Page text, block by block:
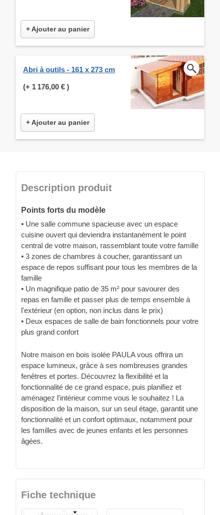
+ Ajouter au panier
Abri à outils - 161 x 273 cm
(+ 1 176,00 € )
+ Ajouter au panier
Description produit
Points forts du modèle
• Une salle commune spacieuse avec un espace
cuisine ouvert qui deviendra instantanément le point
central de votre maison, rassemblant toute votre famille
• 3 zones de chambres à coucher, garantissant un
espace de repos suffisant pour tous les membres de la
famille
• Un magnifique patio de 35 m² pour savourer des
repas en famille et passer plus de temps ensemble à
l'extérieur (en option, non inclus dans le prix)
• Deux espaces de salle de bain fonctionnels pour votre
plus grand confort
Notre maison en bois isolée PAULA vous offrira un
espace lumineux, grâce à ses nombreuses grandes
fenêtres et portes. Découvrez la flexibilité et la
fonctionnalité de ce grand espace, puis planifiez et
aménagez l'intérieur comme vous le souhaitez ! La
disposition de la maison, sur un seul étage, garantit une
fonctionnalité et un confort optimaux, notamment pour
les familles avec de jeunes enfants et les personnes
âgées.
Fiche technique